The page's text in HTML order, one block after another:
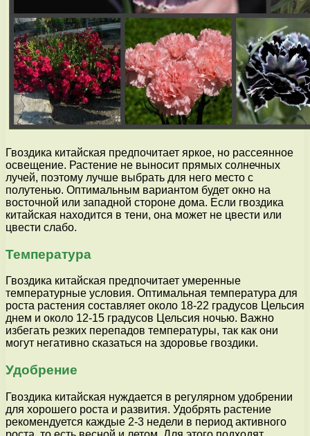
Гвоздика китайская предпочитает яркое, но рассеянное
освещение. Растение не выносит прямых солнечных
лучей, поэтому лучше выбрать для него место с
полутенью. Оптимальным вариантом будет окно на
восточной или западной стороне дома. Если гвоздика
китайская находится в тени, она может не цвести или
цвести слабо.
Температура
Гвоздика китайская предпочитает умеренные
температурные условия. Оптимальная температура для
роста растения составляет около 18-22 градусов Цельсия
днем и около 12-15 градусов Цельсия ночью. Важно
избегать резких перепадов температуры, так как они
могут негативно сказаться на здоровье гвоздики.
Удобрение
Гвоздика китайская нуждается в регулярном удобрении
для хорошего роста и развития. Удобрять растение
рекомендуется каждые 2-3 недели в период активного